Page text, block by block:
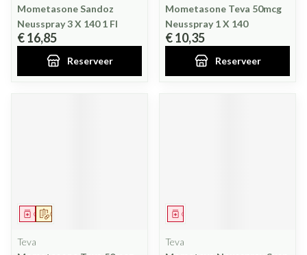
Mometasone Sandoz
Neusspray 3 X 140 1 Fl
€ 16,85
Reserveer
Mometasone Teva 50mcg
Neusspray 1 X 140
€ 10,35
Reserveer
Op voorschrift
Geneesmiddel
Teva
Geneesmiddel
Teva